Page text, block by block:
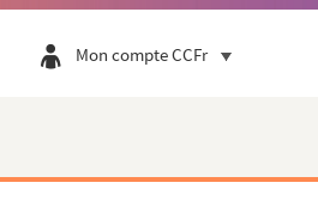
Mon compte CCFr